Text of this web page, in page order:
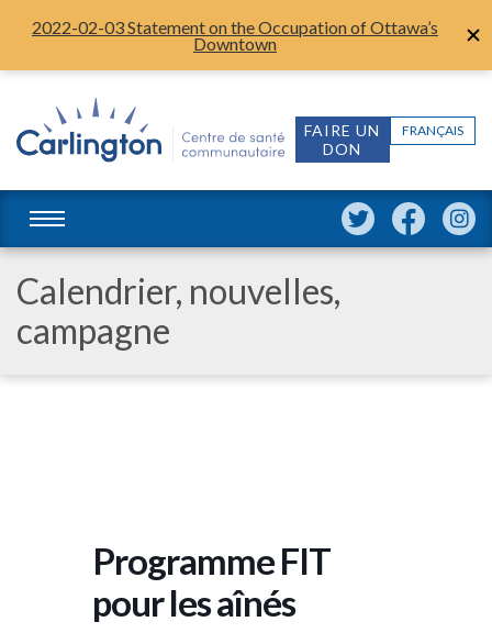
2022-02-03 Statement on the Occupation of Ottawa’s
Downtown
FRANÇAIS
FAIRE UN
DON
Calendrier, nouvelles,
campagne
Programme FIT
pour les aînés